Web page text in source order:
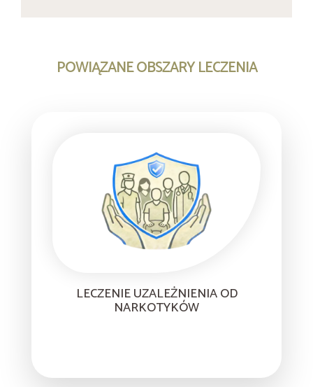
POWIĄZANE OBSZARY LECZENIA
LECZENIE UZALEŻNIENIA OD
NARKOTYKÓW